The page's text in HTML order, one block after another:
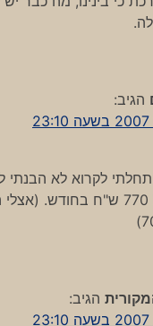
הגיב:
לקרוא לא הבנתי
עם חשבון של 770 ש"ח
הגיב: